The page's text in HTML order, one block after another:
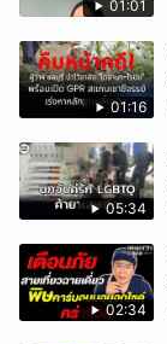
01:01
01:16
05:34
02:34